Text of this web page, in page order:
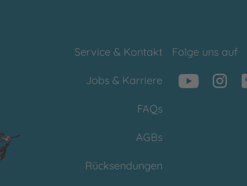
Service & Kontakt
Jobs & Karriere
FAQs
AGBs
Rücksendungen
Folge uns auf